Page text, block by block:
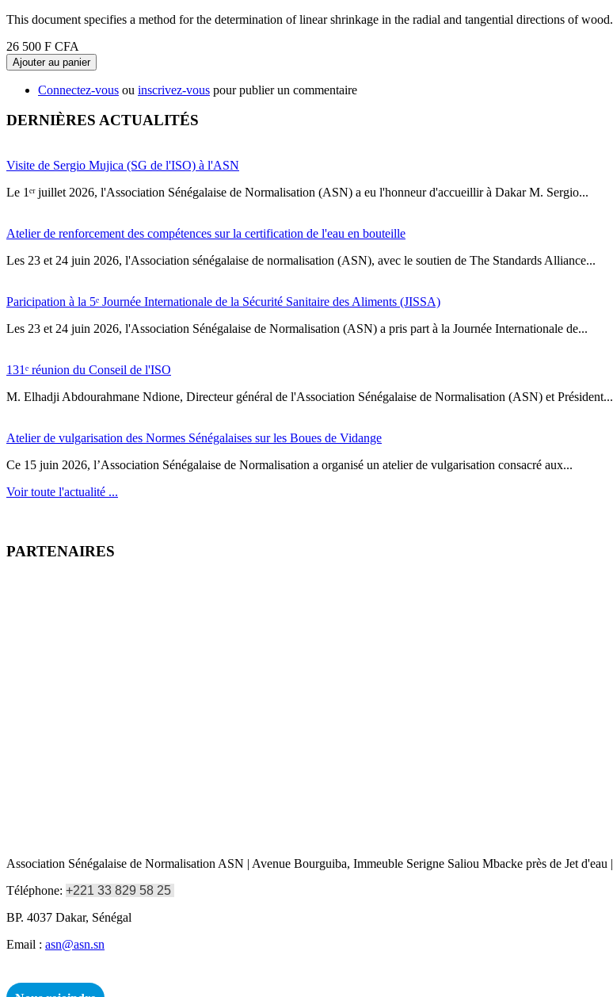
This document specifies a method for the determination of linear shrinkage in the radial and tangential directions of wood.
26 500 F CFA
Ajouter au panier
Connectez-vous ou inscrivez-vous pour publier un commentaire
DERNIÈRES ACTUALITÉS
Visite de Sergio Mujica (SG de l'ISO) à l'ASN
Le 1ᵉʳ juillet 2026, l'Association Sénégalaise de Normalisation (ASN) a eu l'honneur d'accueillir à Dakar M. Sergio...
Atelier de renforcement des compétences sur la certification de l'eau en bouteille
Les 23 et 24 juin 2026, l'Association sénégalaise de normalisation (ASN), avec le soutien de The Standards Alliance...
Paricipation à la 5ᵉ Journée Internationale de la Sécurité Sanitaire des Aliments (JISSA)
‎Les 23 et 24 juin 2026, l'Association Sénégalaise de Normalisation (ASN) a pris part à la Journée Internationale de...
131ᵉ réunion du Conseil de l'ISO
M. Elhadji Abdourahmane Ndione, Directeur général de l'Association Sénégalaise de Normalisation (ASN) et Président...
Atelier de vulgarisation des Normes Sénégalaises sur les Boues de Vidange
Ce 15 juin 2026, l’Association Sénégalaise de Normalisation a organisé un atelier de vulgarisation consacré aux...
Voir toute l'actualité ...
PARTENAIRES
Association Sénégalaise de Normalisation ASN | Avenue Bourguiba, Immeuble Serigne Saliou Mbacke près de Jet d'eau |
Téléphone: +221 33 829 58 25
BP. 4037 Dakar, Sénégal
Email : asn@asn.sn